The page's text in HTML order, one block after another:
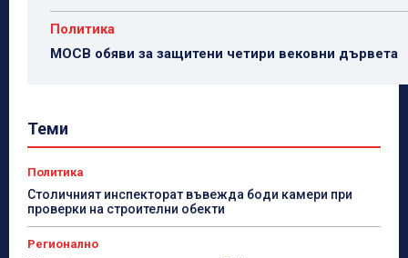
Политика
МОСВ обяви за защитени четири вековни дървета
Теми
Политика
Столичният инспекторат въвежда боди камери при
проверки на строителни обекти
Регионално